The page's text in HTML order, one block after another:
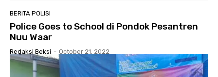
BERITA POLISI
Police Goes to School di Pondok Pesantren
Nuu Waar
Redaksi Beksi - October 21, 2022